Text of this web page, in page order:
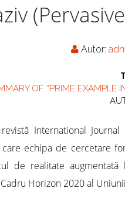
Autor:
OF “PRIME EXAMPLE
revistă International
echipa de cercetare
de realitate
Horizon 2020 al